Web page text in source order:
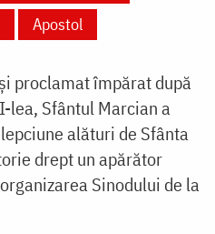
Apostol
proclamat împărat după
lea, Sfântul Marcian a
alături de Sfânta
drept un apărător
Sinodului de la